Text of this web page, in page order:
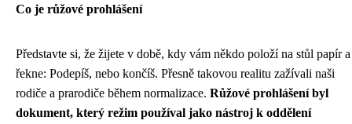
Co je růžové prohlášení
Představte si, že žijete v době, kdy vám někdo položí na stůl papír a
řekne: Podepíš, nebo končíš. Přesně takovou realitu zažívali naši
rodiče a prarodiče během normalizace. Růžové prohlášení byl
dokument, který režim používal jako nástroj k oddělení